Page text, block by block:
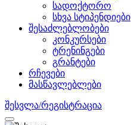
სადოქტორო
სხვა სტიპენდიები
შესაძლებლობები
კონკურსები
ტრენინგები
გრანტები
რჩევები
მასწავლებლები
შესვლა/რეგისტრაცია